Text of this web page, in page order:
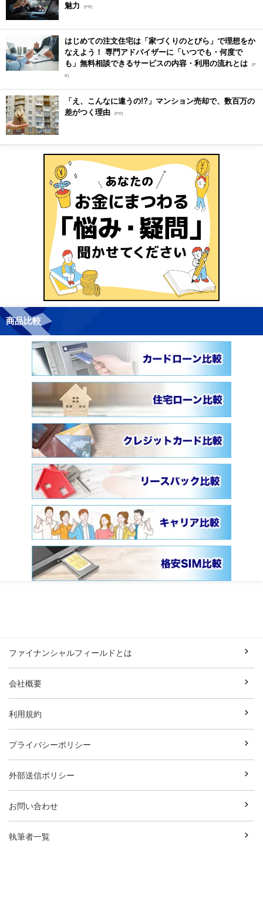
魅力
[PR]
はじめての注文住宅は「家づくりのとびら」で理想をか
なえよう！ 専門アドバイザーに「いつでも・何度で
も」無料相談できるサービスの内容・利用の流れとは [P
R]
「え、こんなに違うの!?」マンション売却で、数百万の
差がつく理由 [PR]
商品比較
ファイナンシャルフィールドとは
会社概要
利用規約
プライバシーポリシー
外部送信ポリシー
お問い合わせ
執筆者一覧